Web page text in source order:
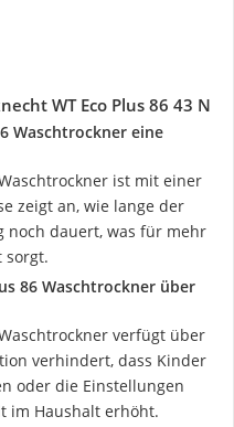
‎WT Eco Plus 86 43 N
Waschtrockner eine
ist mit einer
zeigt an, wie lange der
noch dauert, was für mehr
sorgt.
86 Waschtrockner über
verfügt über
verhindert, dass Kinder
oder die Einstellungen
im Haushalt erhöht.